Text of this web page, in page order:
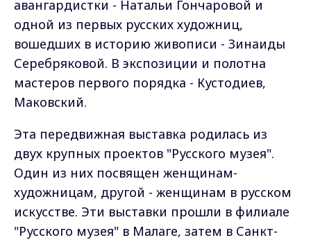
авангардистки - Натальи Гончаровой и
одной из первых русских художниц,
вошедших в историю живописи - Зинаиды
Серебряковой. В экспозиции и полотна
мастеров первого порядка - Кустодиев,
Маковский.
Эта передвижная выставка родилась из
двух крупных проектов "Русского музея".
Один из них посвящен женщинам-
художницам, другой - женщинам в русском
искусстве. Эти выставки прошли в филиале
"Русского музея" в Малаге, затем в Санкт-